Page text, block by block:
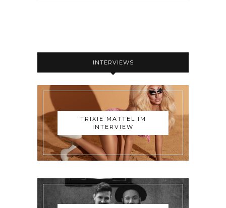
INTERVIEWS
TRIXIE MATTEL IM
INTERVIEW